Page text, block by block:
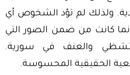
ولذلك لم تؤد الشخوص أي
كانت من ضمن الصور التي
والعنف في سورية.
الحقيقية المحسوسة.